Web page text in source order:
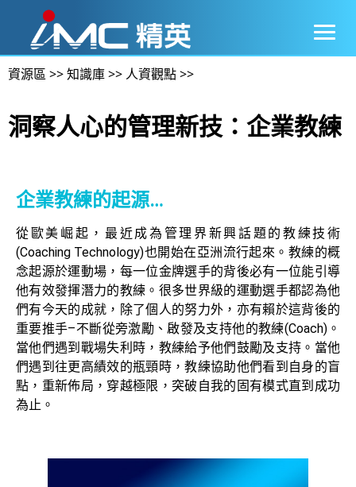
資源區>>知識庫>> 人資觀點>>
洞察人心的管理新技：企業教練
企業教練的起源…
從歐美崛起，最近成為管理界新興話題的教練技術
(Coaching Technology)也開始在亞洲流行起來。教練的概
念起源於運動場，每一位金牌選手的背後必有一位能引導
他有效發揮潛力的教練。很多世界級的運動選手都認為他
們有今天的成就，除了個人的努力外，亦有賴於這背後的
重要推手–不斷從旁激勵、啟發及支持他的教練(Coach)。
當他們遇到戰場失利時，教練給予他們鼓勵及支持。當他
們遇到往更高績效的瓶頸時，教練協助他們看到自身的盲
點，重新佈局，穿越極限，突破自我的固有模式直到成功
為止。